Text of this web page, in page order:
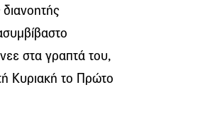
στα γραπτά του,
Κυριακή το Πρώτο